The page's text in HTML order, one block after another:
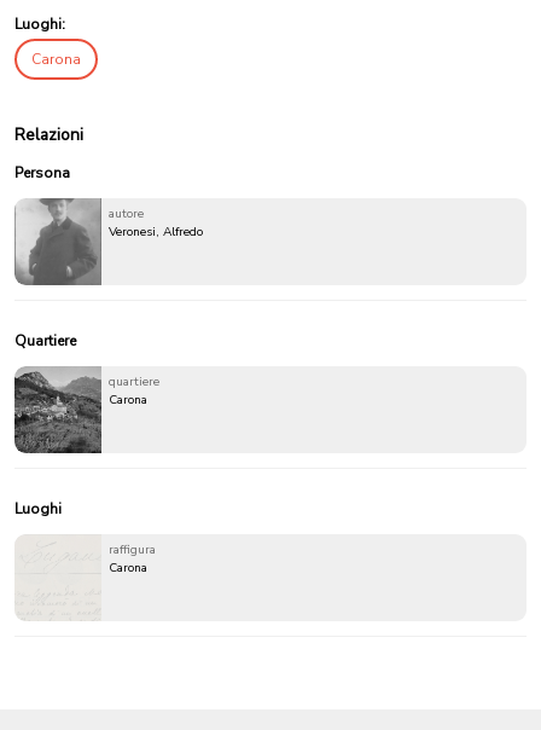
Luoghi:
Carona
Relazioni
Persona
autore
Veronesi, Alfredo
Quartiere
quartiere
Carona
Luoghi
raffigura
Carona